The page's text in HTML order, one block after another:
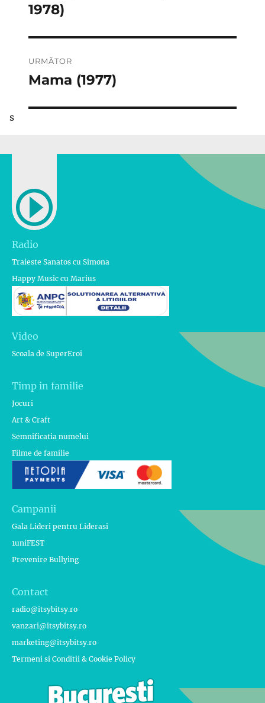
articole
anterior:
1978)
URMĂTOR
Articolul
Mama (1977)
s
Radio
Traieste Sanatos cu Simona
Happy Music cu Marius
Video
Scoala de SuperEroi
Timp in familie
Jocuri
Art & Craft
Semnificatia numelui
Filme de familie
Campanii
Gala Lideri pentru Liderasi
1uniFEST
Prevenire Bullying
Contact
radio@itsybitsy.ro
vanzari@itsybitsy.ro
marketing@itsybitsy.ro
Termeni si Conditii & Cookie Policy